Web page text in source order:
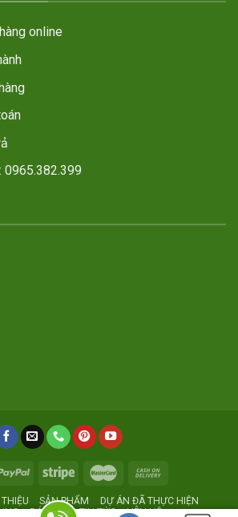
online
0965.382.399
SẢN PHẨM
DỰ ÁN ĐÃ THỰC HIỆN
BÁO GIÁ TIN TỨC LIÊN HỆ